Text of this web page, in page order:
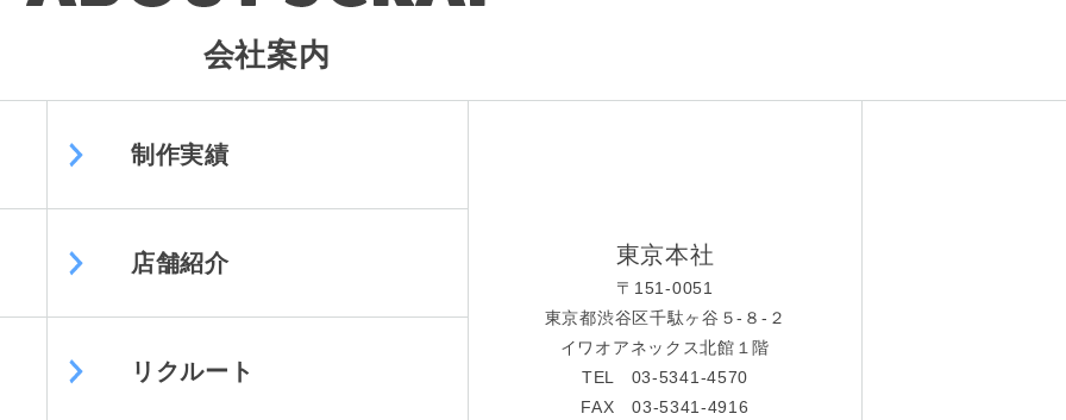
会社案内
制作実績
店舗紹介
リクルート
東京本社
〒151-0051
東京都渋谷区千駄ヶ谷５-８-２
イワオアネックス北館１階
TEL 03-5341-4570
FAX 03-5341-4916